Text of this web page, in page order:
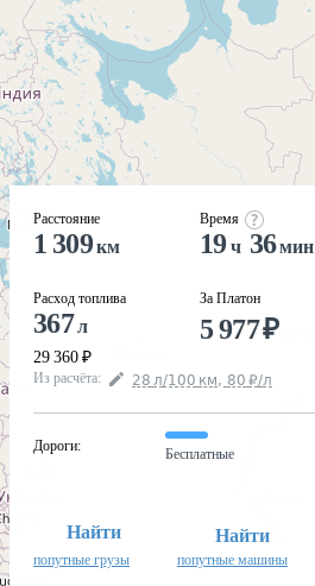
Расстояние
1 309км
Расход топлива
367л
29 360 ₽
Время
19ч 36мин
За Платон
5 977₽
Из расчёта: 28 л/100 км, 80 ₽/л
Дороги:
Бесплатные
Найти
попутные грузы
Найти
попутные машины